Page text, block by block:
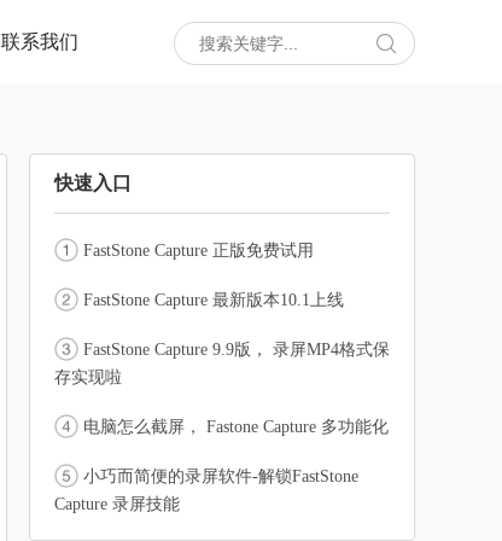

联系我们
快速入口
FastStone Capture 正版免费试用
FastStone Capture 最新版本10.1上线
FastStone Capture 9.9版， 录屏MP4格式保
存实现啦
电脑怎么截屏， Fastone Capture 多功能化
小巧而简便的录屏软件-解锁FastStone
Capture 录屏技能